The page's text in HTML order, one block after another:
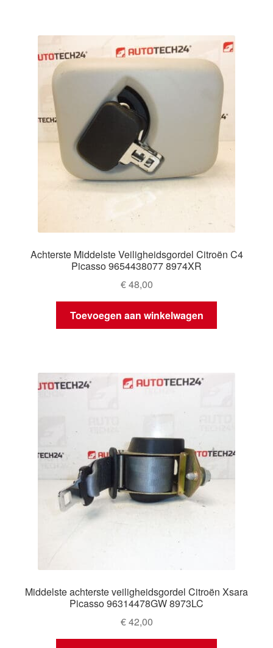
Achterste Middelste Veiligheidsgordel Citroën C4
Picasso 9654438077 8974XR
€48,00
Toevoegen aan winkelwagen
Middelste achterste veiligheidsgordel Citroën Xsara
Picasso 96314478GW 8973LC
€42,00